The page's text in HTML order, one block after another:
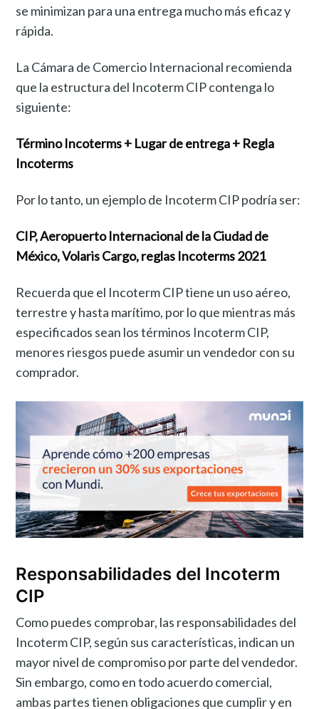
se minimizan para una entrega mucho más eficaz y
rápida.
La Cámara de Comercio Internacional recomienda
que la estructura del Incoterm CIP contenga lo
siguiente:
Término Incoterms + Lugar de entrega + Regla
Incoterms
Por lo tanto, un ejemplo de Incoterm CIP podría ser:
CIP, Aeropuerto Internacional de la Ciudad de
México, Volaris Cargo, reglas Incoterms 2021
Recuerda que el Incoterm CIP tiene un uso aéreo,
terrestre y hasta marítimo, por lo que mientras más
especificados sean los términos Incoterm CIP,
menores riesgos puede asumir un vendedor con su
comprador.
Responsabilidades del Incoterm
CIP
Como puedes comprobar, las responsabilidades del
Incoterm CIP, según sus características, indican un
mayor nivel de compromiso por parte del vendedor.
Sin embargo, como en todo acuerdo comercial,
ambas partes tienen obligaciones que cumplir y en